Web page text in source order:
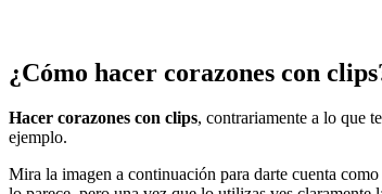
¿Cómo hacer corazones con
Hacer corazones con clips, contrariamente a lo que
ejemplo.
Mira la imagen a continuación para darte cuenta